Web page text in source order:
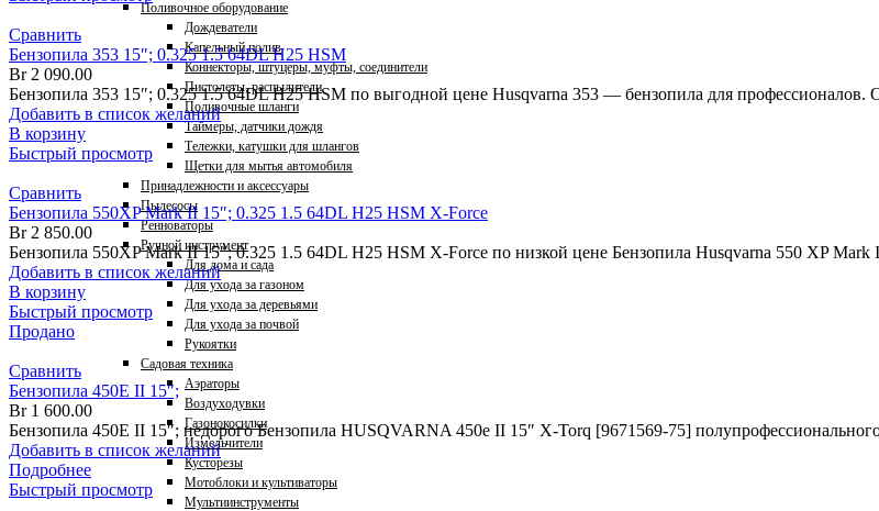
Поливочное оборудование
Дождеватели
Капельный полив
Коннекторы, штуцеры, муфты, соединители
Пистолеты, распылители
Поливочные шланги
Таймеры, датчики дождя
Тележки, катушки для шлангов
Щетки для мытья автомобиля
Принадлежности и аксессуары
Пылесосы
Ренноваторы
Ручной инструмент
Для дома и сада
Для ухода за газоном
Для ухода за деревьями
Для ухода за почвой
Рукоятки
Садовая техника
Аэраторы
Воздуходувки
Газонокосилки
Измельчители
Кусторезы
Мотоблоки и культиваторы
Мультиинструменты
Сравнить
Бензопила 353 15″; 0.325 1.5 64DL H25 HSM
Br2 090.00
Бензопила 353 15″; 0.325 1.5 64DL H25 HSM по выгодной цене Husqvarna 353 — бензопила для профессионалов.
Добавить в список желаний
В корзину
Быстрый просмотр
Сравнить
Бензопила 550XP Mark II 15″; 0.325 1.5 64DL H25 HSM X-Force
Br2 850.00
Бензопила 550XP Mark II 15″; 0.325 1.5 64DL H25 HSM X-Force по низкой цене Бензопила Husqvarna 550 XP Mark
Добавить в список желаний
В корзину
Быстрый просмотр
Продано
Сравнить
Бензопила 450Е II 15″;
Br1 600.00
Бензопила 450Е II 15″; недорого Бензопила HUSQVARNA 450е II 15″ X-Torq [9671569-75]
Добавить в список желаний
Подробнее
Быстрый просмотр